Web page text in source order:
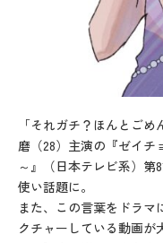
「それガチ？ほんとご
磨（28）主演の『ゼイチ
～』（日本テレビ系）第
使い話題に。
また、この言葉をドラマ
クチャーしている動画が